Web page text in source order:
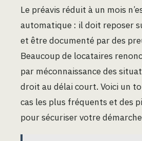
Le préavis réduit à un mois
automatique : il doit reposer
et être documenté par des
Beaucoup de locataires
par méconnaissance des
droit au délai court. Voici un
cas les plus fréquents et des
pour sécuriser votre